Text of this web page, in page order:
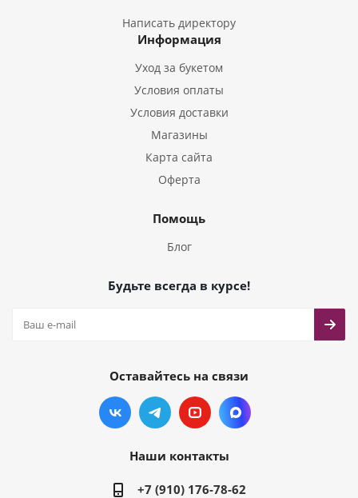
Букеты из Гладиолусов
Букеты из Тюльпанов
Написать директору
Информация
Уход за букетом
Условия оплаты
Условия доставки
Магазины
Карта сайта
Оферта
Помощь
Блог
Будьте всегда в курсе!
Оставайтесь на связи
Наши контакты
+7 (910) 176-78-62